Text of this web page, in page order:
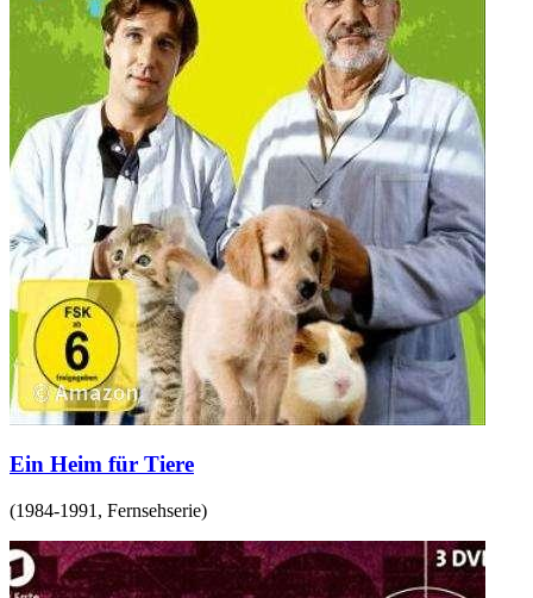
Ein Heim für Tiere
(1984-1991 , Fernsehserie)